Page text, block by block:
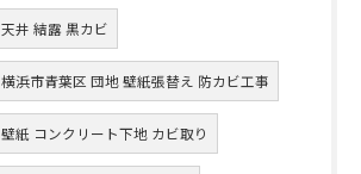
天井 結露 黒カビ
横浜市青葉区 団地 壁紙張替え 防カビ工事
壁紙 コンクリート下地 カビ取り